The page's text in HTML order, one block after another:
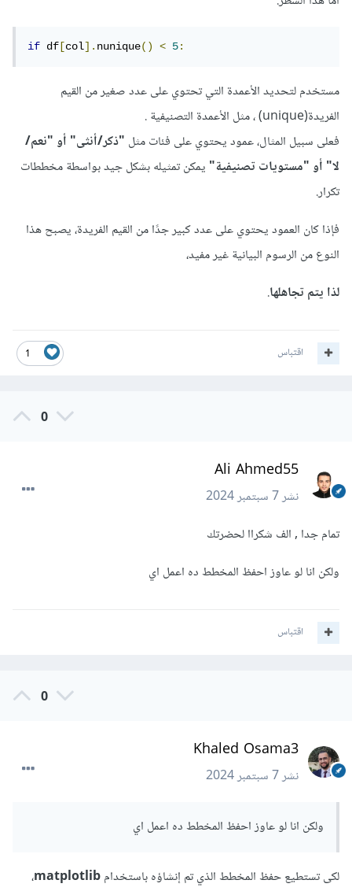
if df [col].nunique() < 5:
مستخدم لتحديد الأعمدة التي تحتوي على عدد صغير من القيم
الفريدة(unique) ، مثل الأعمدة التصنيفية .
فعلى سبيل المثال، عمود يحتوي على فئات مثل "ذكر/أنثى" أو "نعم/
لا" أو "مستويات تصنيفية"يمكن تمثيله بشكل جيد بواسطة مخططات
تكرار.
فإذا كان العمود يحتوي على عدد كبير جدًا من القيم الفريدة، يصبح هذا
النوع من الرسوم البيانية غير مفيد،
لذا يتم تجاهلها.
1 اقتباس
0
Ali Ahmed55
نشر7 سبتمبر 2024
تمام جدا , الف شكراا لحضرتك
ولكن انا لو عاوز احفظ المخطط ده اعمل اي
اقتباس
0
Khaled Osama3
نشر7 سبتمبر 2024
ولكن انا لو عاوز احفظ المخطط ده اعمل اي
لكى تستطيع حفظ المخطط الذي تم إنشاؤه باستخدامmatplotlib،